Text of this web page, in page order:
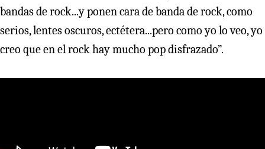
bandas de rock...y ponen cara de banda de rock, como
serios, lentes oscuros, ectétera...pero como yo lo veo, yo
creo que en el rock hay mucho pop disfrazado”.